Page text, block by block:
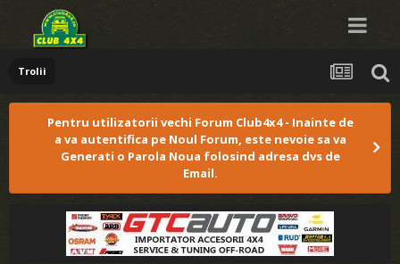
Trolii
Pentru utilizatorii vechi Forum Club4x4 - Inainte de
a va autentifica pe Noul Forum, este nevoie sa va
Generati o Parola Noua folosind adresa dvs de
Email.